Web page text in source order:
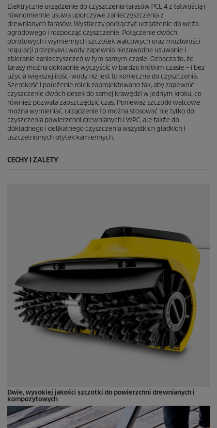
5
R
e
c
e
n
z
j
i
Elektryczne urządzenie do czyszczenia tarasów PCL 4 z łatwością i
równomiernie usuwa uporczywe zanieczyszczenia z
drewnianych tarasów. Wystarczy podłączyć urządzenie do węża
ogrodowego i rozpocząć czyszczenie. Połączenie dwóch
obrotowych i wymiennych szczotek walcowych oraz możliwości
regulacji przepływu wody zapewnia niezawodne usuwanie i
zbieranie zanieczyszczeń w tym samym czasie. Oznacza to, że
tarasy można dokładnie wyczyścić w bardzo krótkim czasie – i bez
użycia większej ilości wody niż jest to konieczne do czyszczenia.
Szerokość i położenie rolek zaprojektowano tak, aby zapewnić
czyszczenie dwóch desek do samej krawędzi w jednym kroku, co
również pozwala zaoszczędzić czas. Ponieważ szczotki walcowe
można wymieniać, urządzenie to można stosować nie tylko do
czyszczenia powierzchni drewnianych i WPC, ale także do
dokładnego i delikatnego czyszczenia wszystkich gładkich i
uszczelnionych płytek kamiennych.
CECHY I ZALETY
Dwie, wysokiej jakości szczotki do powierzchni drewnianych i
kompozytowych